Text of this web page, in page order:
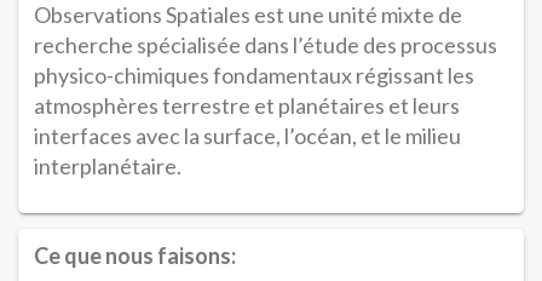
Observations Spatiales est une unité mixte de
recherche spécialisée dans l’étude des processus
physico-chimiques fondamentaux régissant les
atmosphères terrestre et planétaires et leurs
interfaces avec la surface, l’océan, et le milieu
interplanétaire.
Ce que nous faisons: